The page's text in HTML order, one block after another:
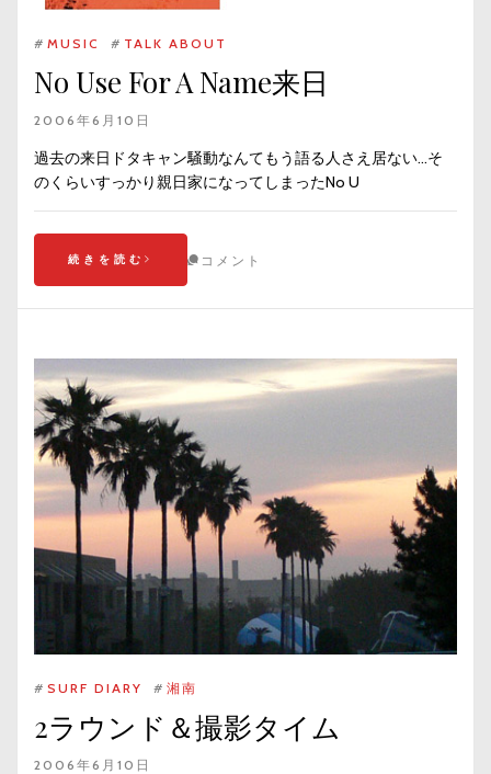
# MUSIC # TALK ABOUT
No Use For A Name来日
2006年6月10日
過去の来日ドタキャン騒動なんてもう語る人さえ居ない…そ
のくらいすっかり親日家になってしまったNo U
続きを読む コメント
# SURF DIARY # 湘南
2ラウンド＆撮影タイム
2006年6月10日